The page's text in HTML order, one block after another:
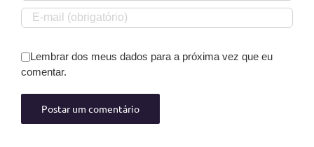
Lembrar dos meus dados para a próxima vez que eu
comentar.